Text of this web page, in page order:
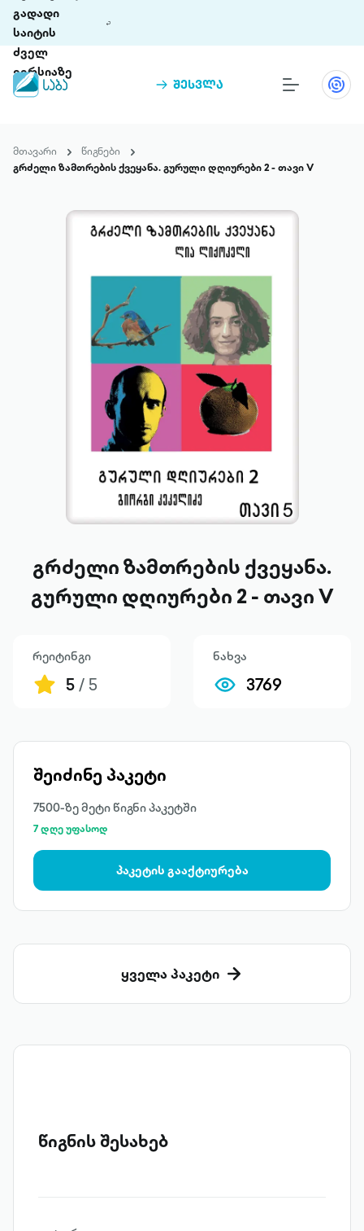
გადადი
საიტის
ძველ
ვერსიაზე
შესვლა
თინეთი 9 ციფრულ პლატფორმასა და 5
მობილურ აპლიკაციას აერთიანებს.
პრემია „საბა“
ჩვენ შესახებ
პაკეტები
მთავარი
წიგნები
გრძელი ზამთრების ქვეყანა. გურული დღიურები 2 - თავი V
გრძელი ზამთრების ქვეყანა.
გურული დღიურები 2 - თავი V
რეიტინგი
5/ 5
ნახვა
3769
შეიძინე პაკეტი
7500-ზე მეტი წიგნი პაკეტში
7 დღე უფასოდ
პაკეტის გააქტიურება
ყველა პაკეტი
წიგნის შესახებ